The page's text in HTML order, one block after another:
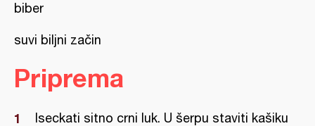
biber
suvi biljni začin
Priprema
Iseckati sitno crni luk. U šerpu staviti kašiku